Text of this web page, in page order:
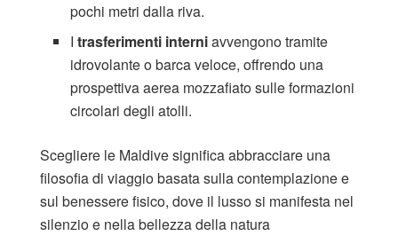
pochi metri dalla riva.
Itrasferimenti interniavvengono tramite
idrovolante o barca veloce, offrendo una
prospettiva aerea mozzafiato sulle formazioni
circolari degli atolli.
Scegliere le Maldive significa abbracciare una
filosofia di viaggio basata sulla contemplazione e
sul benessere fisico, dove il lusso si manifesta nel
silenzio e nella bellezza della natura